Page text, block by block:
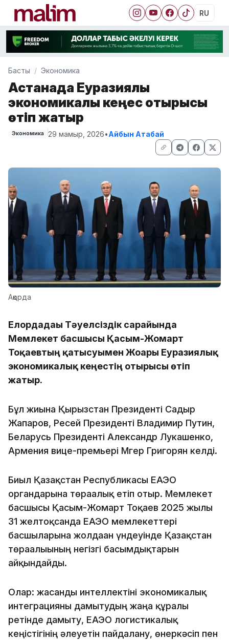
RU
Басты Экономика
Астанада Еуразиялық
экономикалық кеңес отырысы
өтіп жатыр
Экономика 29 мамыр, 2026•Айбын Атабай
Ақорда
Елордадағы Тәуелсіздік сарайында
Мемлекет басшысы Қасым-Жомарт
Тоқаевтың қатысуымен Жоғары Еуразиялық
экономикалық кеңестің отырысы өтіп
жатыр.
Бұл жиынға Қырғызстан Президенті Садыр
Жапаров, Ресей Президенті Владимир Путин,
Беларусь Президенті Александр Лукашенко,
Армения вице-премьері Мгер Григорян келді.
Биыл Қазақстан Республикасы ЕАЭО
органдарына төрағалық етіп отыр. Мемлекет
басшысы Қасым-Жомарт Тоқаев 2025 жылғы
31 желтоқсанда ЕАЭО мемлекеттері
басшыларына жолдаған үндеуінде Қазақстан
төрағалығының негізгі басымдықтарын
айқындайды.
Олар: жасанды интеллектіні экономикалық
интеграцияны дамытудың жаңа құралы
ретінде дамыту, ЕАЭО логистикалық
кеңістігінің әлеуетін пайдалану, өнеркәсіп пен